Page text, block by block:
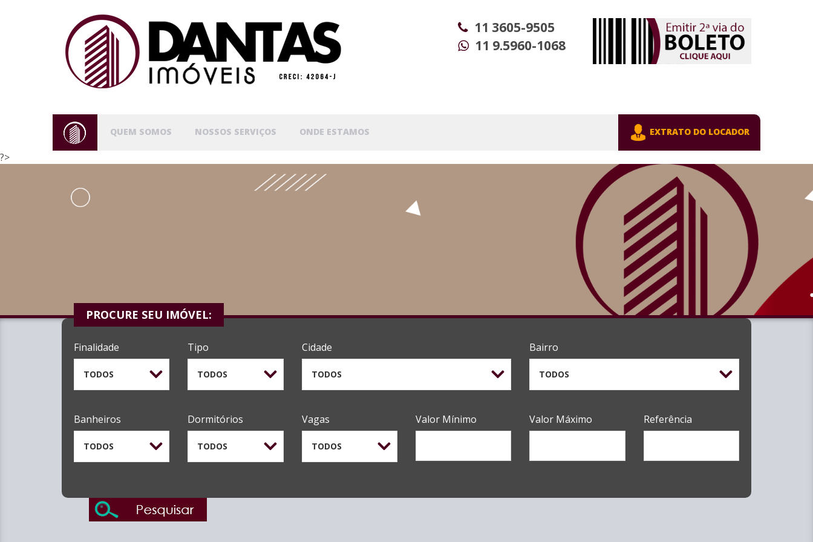
11 3605-9505
11 9.5960-1068
QUEM SOMOS NOSSOS SERVIÇOS ONDE ESTAMOS EXTRATO DO LOCADOR
?>
PROCURE SEU IMÓVEL:
Finalidade
TODOS
Tipo
TODOS
Cidade
TODOS
Bairro
TODOS
Banheiros
TODOS
Dormitórios
TODOS
Vagas
TODOS
Valor Mínimo Valor Máximo Referência